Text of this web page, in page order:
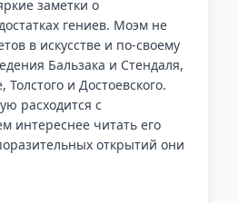
заметки о
гениев. Моэм не
в искусстве и по-своему
Бальзака и Стендаля,
и Достоевского.
расходится с
интереснее читать его
открытий они